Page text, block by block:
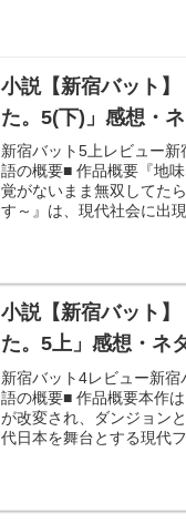
小説【新宿バット
た。5(下)」感想・
新宿バット5上レビュー
語の概要■ 作品概要『地
覚がないまま無双してた
す～』は、現代社会に出
小説【新宿バット
た。5上」感想・ネ
新宿バット4レビュー新
語の概要■ 作品概要本作
が改変され、ダンジョン
代日本を舞台とする現代